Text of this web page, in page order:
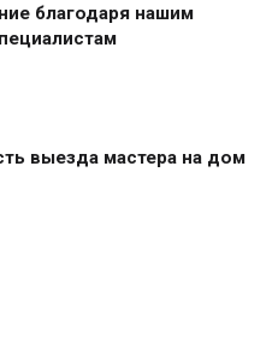
благодаря нашим
выезда мастера на дом